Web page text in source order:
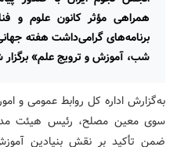
همراهی مؤثر کانون علوم و
شب، آموزش و ترویج علم» برگزار
به‌گزارش اداره کل روابط عمومی و
سوی معین مصلح، رئیس هیئت
ضمن تأکید بر نقش بنیادین